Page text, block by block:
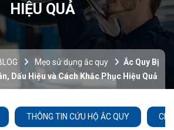
HIỆU QUẢ
Mẹo sử dụng ắc quy
Ắc Quy Bị
Dấu Hiệu và Cách Khắc Phục Hiệu Quả
THÔNG TIN CỨU HỘ ẮC QUY